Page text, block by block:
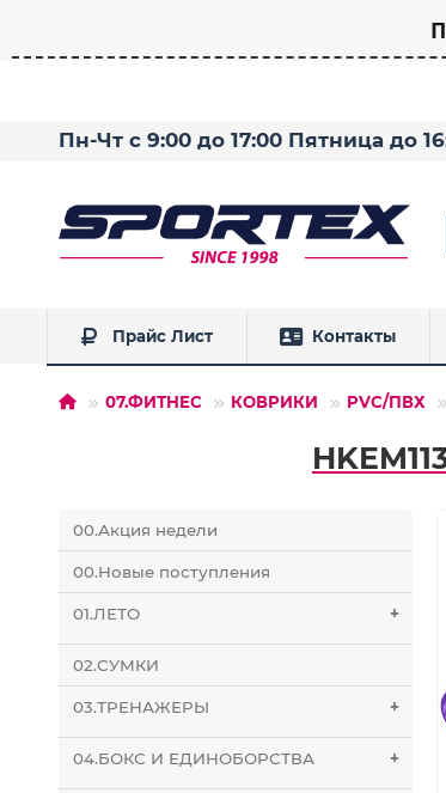
Пн-Чт с 9:00 до 17:00 Пятница до
Прайс Лист Контакты
07.ФИТНЕС КОВРИКИ PVC/ПВХ
00.Акция недели
00.Новые поступления
01.ЛЕТО +
02.СУМКИ
03.ТРЕНАЖЕРЫ +
04.БОКС И ЕДИНОБОРСТВА +